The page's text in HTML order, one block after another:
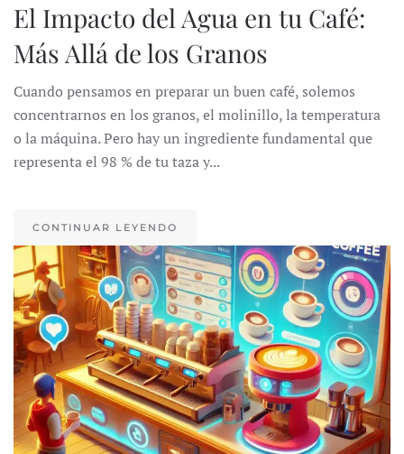
El Impacto del Agua en tu Café:
Más Allá de los Granos
Cuando pensamos en preparar un buen café, solemos
concentrarnos en los granos, el molinillo, la temperatura
o la máquina. Pero hay un ingrediente fundamental que
representa el 98 % de tu taza y...
CONTINUAR LEYENDO